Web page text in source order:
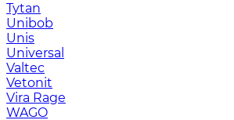
Tytan
Unibob
Unis
Universal
Valtec
Vetonit
Vira Rage
WAGO